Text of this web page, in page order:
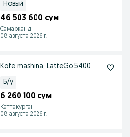
Новый
46 503 600 сум
Самарканд
08 августа 2026 г.
Kofe mashina, LatteGo 5400
Б/у
6 260 100 сум
Каттакурган
08 августа 2026 г.